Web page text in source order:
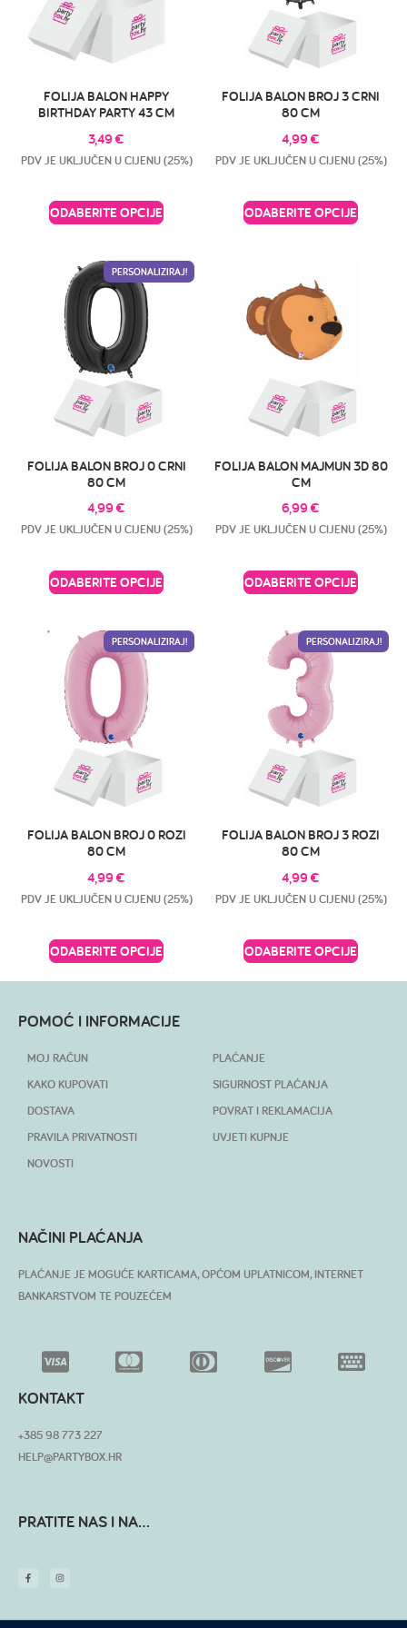
FOLIJA BALON HAPPY
BIRTHDAY PARTY 43 CM
3,49€
PDV JE UKLJUČEN U CIJENU (25%)
ODABERITE OPCIJE
FOLIJA BALON BROJ 3 CRNI
80 CM
4,99€
PDV JE UKLJUČEN U CIJENU (25%)
ODABERITE OPCIJE
PERSONALIZIRAJ!
FOLIJA BALON BROJ 0 CRNI
80 CM
4,99€
PDV JE UKLJUČEN U CIJENU (25%)
ODABERITE OPCIJE
FOLIJA BALON MAJMUN 3D 80
CM
6,99€
PDV JE UKLJUČEN U CIJENU (25%)
ODABERITE OPCIJE
PERSONALIZIRAJ!
FOLIJA BALON BROJ 0 ROZI
80 CM
4,99€
PDV JE UKLJUČEN U CIJENU (25%)
ODABERITE OPCIJE
PERSONALIZIRAJ!
FOLIJA BALON BROJ 3 ROZI
80 CM
4,99€
PDV JE UKLJUČEN U CIJENU (25%)
ODABERITE OPCIJE
POMOĆ I INFORMACIJE
MOJ RAČUN
KAKO KUPOVATI
DOSTAVA
PRAVILA PRIVATNOSTI
NOVOSTI
PLAĆANJE
SIGURNOST PLAĆANJA
POVRAT I REKLAMACIJA
UVJETI KUPNJE
NAČINI PLAĆANJA
PLAĆANJE JE MOGUĆE KARTICAMA, OPĆOM UPLATNICOM, INTERNET
BANKARSTVOM TE POUZEĆEM
KONTAKT
+385 98 773 227
HELP@PARTYBOX.HR
PRATITE NAS I NA...